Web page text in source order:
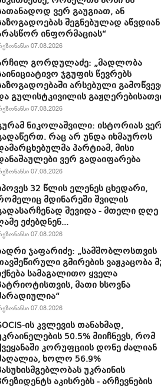
ვერ გაუგიათ, ან
შეგნებულად აწვდიან
ინფორმაციას“
07.08.2026
გორდულაძე: „მადლობა
ჯგუფის წევრებს
არსებული
გულისტკივილის
07.08.2026
ნიკოლაშვილი: ისტორიას ვერ
რაც არ უნდა იხმაუროს
პარტიამ, მისი
ვერ გადაიფარება
07.08.2026
32 წლის ელენეს ცხედარი,
მდინარეში შვილის
შევიდა - მთელი დღე
ეძებდნენ...
07.08.2026
ჯაფარიძე: „სამშობლოსთვის
გმირების ვაჟკაცობა
სამაგალითო ყველა
მათი ხსოვნა
07.08.2026
ის კვლევის თანახმად,
50.5% მიიჩნევს, რომ
კორუფციის დონე ძალიან
ხოლო 56.9%
უკრაინის
აკისრებს - არჩევნების